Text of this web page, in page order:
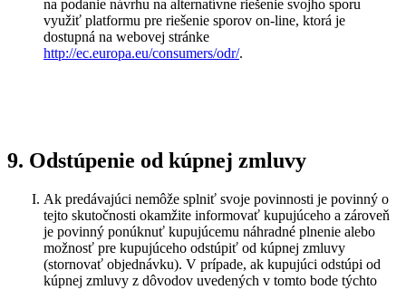
na podanie návrhu na alternatívne riešenie svojho sporu
využiť platformu pre riešenie sporov on-line, ktorá je
dostupná na webovej stránke
http://ec.europa.eu/consumers/odr/.
9. Odstúpenie od kúpnej zmluvy
Ak predávajúci nemôže splniť svoje povinnosti je povinný o
tejto skutočnosti okamžite informovať kupujúceho a zároveň
je povinný ponúknuť kupujúcemu náhradné plnenie alebo
možnosť pre kupujúceho odstúpiť od kúpnej zmluvy
(stornovať objednávku). V prípade, ak kupujúci odstúpi od
kúpnej zmluvy z dôvodov uvedených v tomto bode týchto